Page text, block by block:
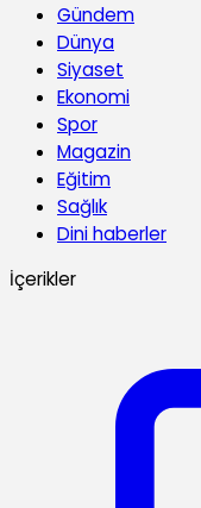
Gündem
Dünya
Siyaset
Ekonomi
Spor
Magazin
Eğitim
Sağlık
Dini haberler
İçerikler